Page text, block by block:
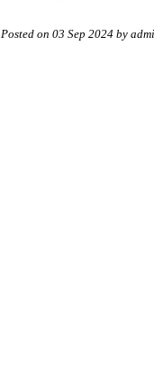
Posted on 03 Sep 2024 by